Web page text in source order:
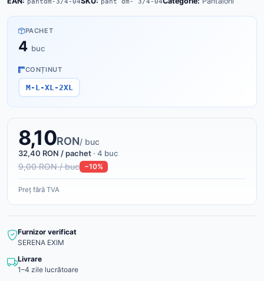
pantdm-3/4-04 pant dm- 3/4-04
PACHET
4 buc
CONȚINUT
M-L-XL-2XL
8,10RON/ buc
32,40 RON / pachet · 4 buc
9,00 RON / buc −10%
Preț fără TVA
Furnizor verificat
SERENA EXIM
Livrare
1–4 zile lucrătoare